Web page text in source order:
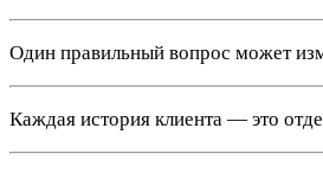
Один правильный вопрос может
Каждая история клиента — это